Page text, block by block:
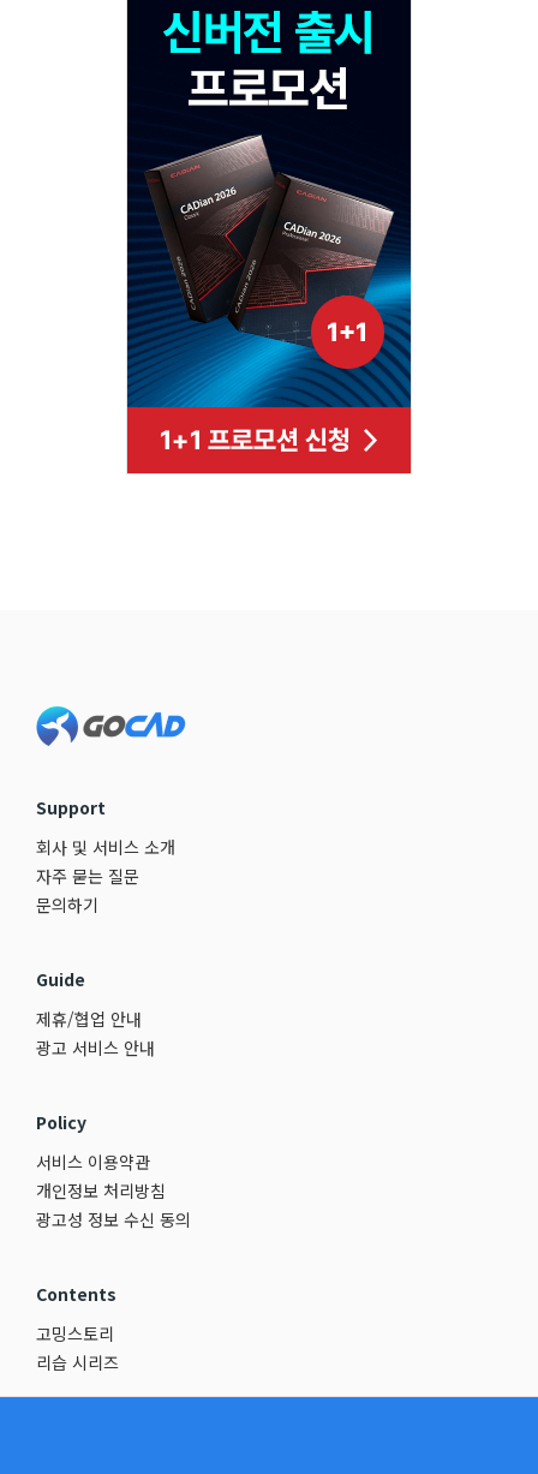
Support
회사 및 서비스 소개
자주 묻는 질문
문의하기
Guide
제휴/협업 안내
광고 서비스 안내
Policy
서비스 이용약관
개인정보 처리방침
광고성 정보 수신 동의
Contents
고밍스토리
리습 시리즈